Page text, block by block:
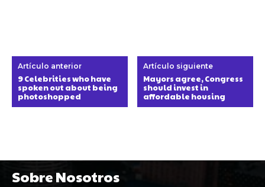
Artículo anterior
9 Celebrities who have
spoken out about being
photoshopped
Artículo siguiente
Mayors agree, Congress
should invest in
affordable housing
Sobre Nosotros